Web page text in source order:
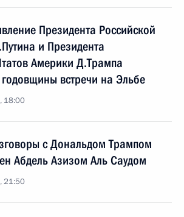
Президента Российской
и Президента
Америки Д.Трампа
встречи на Эльбе
18:00
с Дональдом Трампом
Абдель Азизом Аль Саудом
21:50